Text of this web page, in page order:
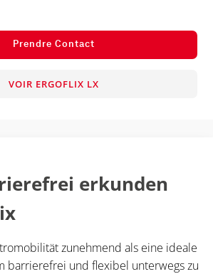
Prendre Contact
VOIR ERGOFLIX LX
erkunden
zunehmend als eine ideale
barrierefrei und flexibel unterwegs zu